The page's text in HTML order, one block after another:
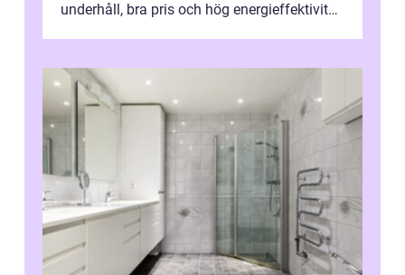
underhåll, bra pris och hög energieffektivitet